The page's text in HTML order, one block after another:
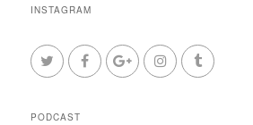
INSTAGRAM
PODCAST